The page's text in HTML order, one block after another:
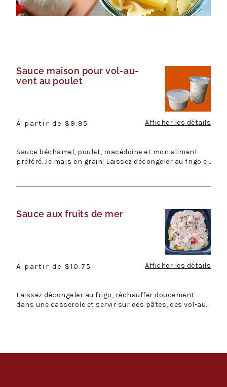
Sauce
maison
au-
au
poulet
Sauce maison pour vol-au-
vent au poulet
Prix
À partir de $9.95 Afficher les détails
Sauce béchamel, poulet, macédoine et mon aliment
préféré...le maïs en grain! Laissez décongeler au frigo et
Sauce
mer
Sauce aux fruits de mer
Prix
À partir de $10.75 Afficher les détails
Laissez décongeler au frigo, réchauffer doucement
dans une casserole et servir sur des pâtes, des vol-au-